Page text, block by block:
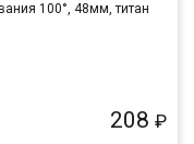
100°, 48мм, титан
208 ₽